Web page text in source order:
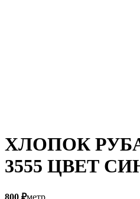
ХЛОПОК
3555 ЦВЕТ
800 ₽метр